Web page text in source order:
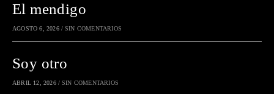
El mendigo
AGOSTO 6, 2026 / SIN COMENTARIOS
Soy otro
ABRIL 12, 2026 / SIN COMENTARIOS